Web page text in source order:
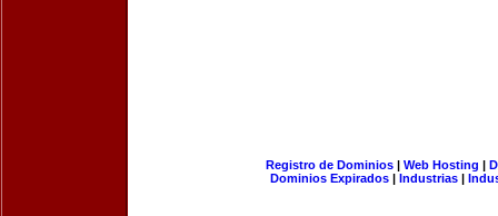
Registro de Dominios| Web Hosting |
Dominios Expirados | Industrias |